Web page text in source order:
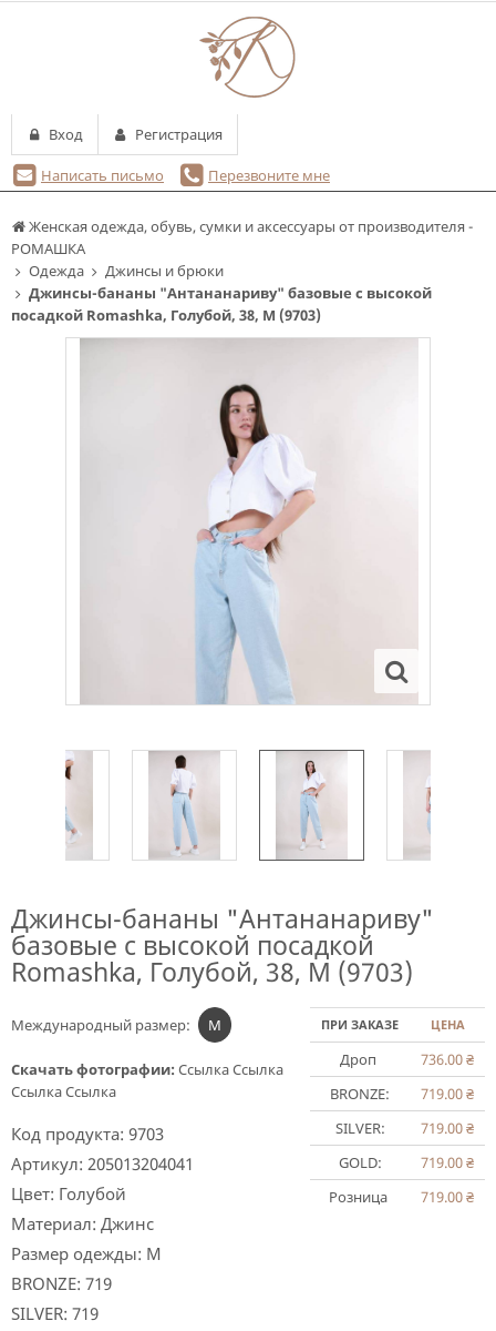
Женская одежда, обувь, сумки и аксессуары от производителя -
РОМАШКА
Одежда
Джинсы и брюки
Джинсы-бананы "Антананариву" базовые с высокой
посадкой Romashka, Голубой, 38, M (9703)
Джинсы-бананы "Антананариву"
базовые с высокой посадкой
Romashka, Голубой, 38, M (9703)
ПРИ ЗАКАЗЕ ЦЕНА
Дроп 736.00₴
BRONZE:
719.00₴
SILVER:
719.00₴
GOLD:
719.00₴
Розница
719.00₴
Международный размер: M
Скачать фотографии: СсылкаСсылка
СсылкаСсылка
Код продукта: 9703
Артикул: 205013204041
Цвет: Голубой
Материал: Джинс
Размер одежды: M
BRONZE: 719
SILVER: 719
Написать письмо Перезвоните мне
Вход Регистрация